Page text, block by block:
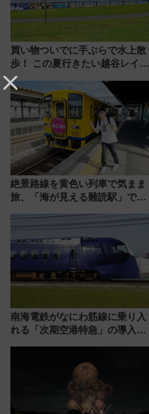
買い物ついでに手ぶらで水上散
歩！ この夏行きたい越谷レイク
タウンの新たな水辺の憩いエリ
ア「LAKESIDE PARK」（埼玉
県越谷市）
絶景路線を黄色い列車で気まま
旅、「海が見える難読駅」で幸
「新・鉄道ひとり旅」279回目
の舞台は「島原鉄道」
南海電鉄がなにわ筋線に乗り入
れる「次期空港特急」の導入を